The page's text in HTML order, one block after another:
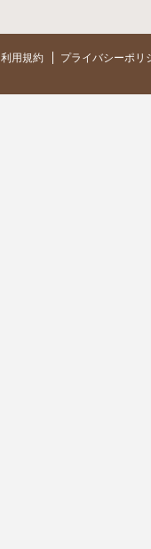
利用規約 プライバシーポリ